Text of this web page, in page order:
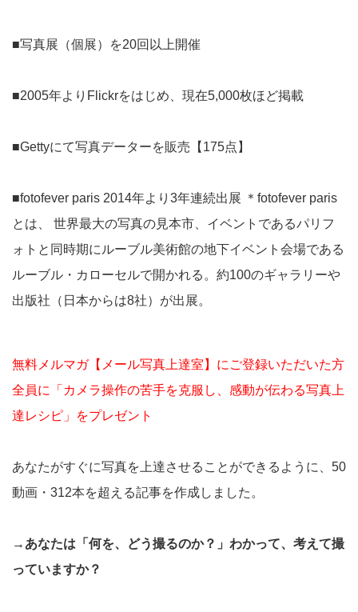
■写真展（個展）を20回以上開催
■2005年よりFlickrをはじめ、現在5,000枚ほど掲載
■Gettyにて写真データーを販売【175点】
■fotofever paris 2014年より3年連続出展 ＊fotofever paris
とは、 世界最大の写真の見本市、イベントであるパリフ
ォトと同時期にルーブル美術館の地下イベント会場である
ルーブル・カローセルで開かれる。約100のギャラリーや
出版社（日本からは8社）が出展。
無料メルマガ【メール写真上達室】にご登録いただいた方
全員に「カメラ操作の苦手を克服し、感動が伝わる写真上
達レシピ」をプレゼント
あなたがすぐに写真を上達させることができるように、50
動画・312本を超える記事を作成しました。
→あなたは「何を、どう撮るのか？」わかって、考えて撮
っていますか？